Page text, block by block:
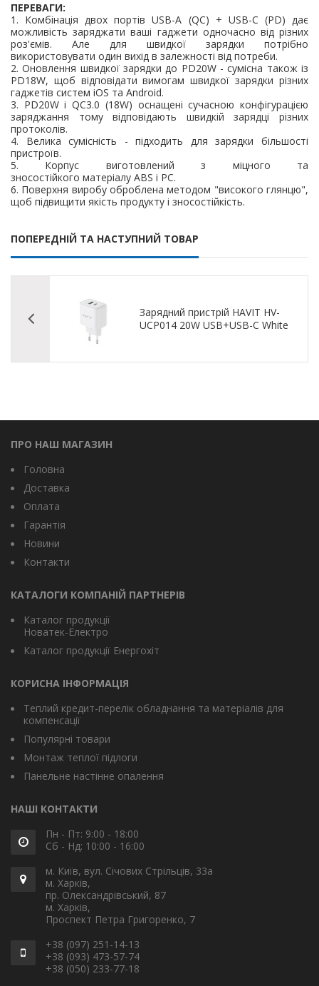
ПЕРЕВАГИ:
1. Комбінація двох портів USB-A (QC) + USB-C (PD) дає
можливість заряджати ваші гаджети одночасно від різних
роз'ємів. Але для швидкої зарядки потрібно
використовувати один вихід в залежності від потреби.
2. Оновлення швидкої зарядки до PD20W - сумісна також із
PD18W, щоб відповідати вимогам швидкої зарядки різних
гаджетів систем iOS та Android.
3. PD20W і QC3.0 (18W) оснащені сучасною конфігурацією
заряджання тому відповідають швидкій зарядці різних
протоколів.
4. Велика сумісність - підходить для зарядки більшості
пристроїв.
5. Корпус виготовлений з міцного та
зносостійкого матеріалу ABS і PC.
6. Поверхня виробу оброблена методом "високого глянцю",
щоб підвищити якість продукту і зносостійкість.
ПОПЕРЕДНІЙ ТА НАСТУПНИЙ ТОВАР
Зарядний пристрій HAVIT HV-
UCP014 20W USB+USB-C White
ПРО НАШ МАГАЗИН
Головна
Доставка
Оплата
Гарантія
Новини
Контакти
КАТАЛОГИ КОМПАНІЙ ПАРТНЕРІВ
Каталог продукції
Новатек-Електро
Каталог продукції Енергохіт
КОРИСНА ІНФОРМАЦІЯ
Теплий кредит-перелік обладнання та матеріалів для
компенсації
Популярні товари
Монтаж теплої підлоги
Панельне настінне опалення
НАШІ КОНТАКТИ
Пн - Пт: 9:00 - 18:00
Сб - Нд: 10:00 - 16:00
м. Київ, вул. Січових Стрільців, 33а
м. Харків,
пр. Олександрівський, 87
м. Харків,
Проспект Петра Григоренко, 7
+38 (097) 251-14-13
+38 (093) 473-57-74
+38 (050) 233-77-18